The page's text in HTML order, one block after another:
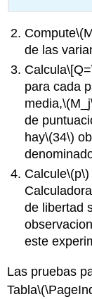
Compute
de las
Calcula
para cada
media,
de
hay\(34\)
Calcule\(p\)
de libertad
este
Las pruebas
Tabla